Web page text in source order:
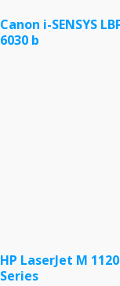
Canon i-SENSYS
6030 b
HP LaserJet M 1120
Series